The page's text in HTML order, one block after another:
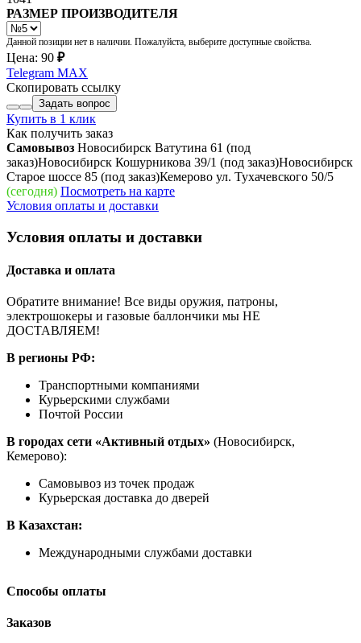
РАЗМЕР ПРОИЗВОДИТЕЛЯ
Данной позиции нет в наличии. Пожалуйста, выберите доступные свойства.
Цена: 90 ₽
Telegram MAX
Скопировать ссылку
Задать вопрос
Купить в 1 клик
Как получить заказ
Самовывоз Новосибирск Ватутина 61 (под
заказ)Новосибирск Кошурникова 39/1 (под заказ)Новосибирск
Старое шоссе 85 (под заказ)Кемерово ул. Тухачевского 50/5
(сегодня) Посмотреть на карте
Условия оплаты и доставки
Условия оплаты и доставки
Доставка и оплата
Обратите внимание! Все виды оружия, патроны,
электрошокеры и газовые баллончики мы НЕ
ДОСТАВЛЯЕМ!
В регионы РФ:
Транспортными компаниями
Курьерскими службами
Почтой России
В городах сети «Активный отдых» (Новосибирск,
Кемерово):
Самовывоз из точек продаж
Курьерская доставка до дверей
В Казахстан:
Международными службами доставки
Способы оплаты
Заказов